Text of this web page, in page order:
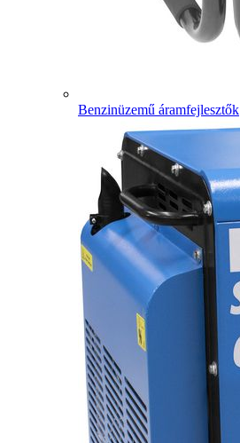
Benzinüzemű áramfejlesztők